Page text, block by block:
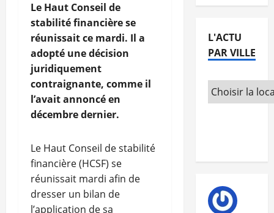
Le Haut Conseil de
stabilité financière se
réunissait ce mardi. Il a
adopté une décision
juridiquement
contraignante, comme il
l’avait annoncé en
décembre dernier.
Le Haut Conseil de stabilité
financière (HCSF) se
réunissait mardi afin de
dresser un bilan de
l’application de sa
L'ACTU
PAR VILLE